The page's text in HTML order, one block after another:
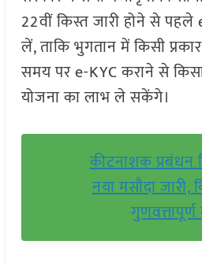
22वीं किस्त जारी होने से
लें, ताकि भुगतान में किसी
समय पर e-KYC कराने से
योजना का लाभ ले सकेंगे।
कीटनाशक
नया मसौदा जारी,